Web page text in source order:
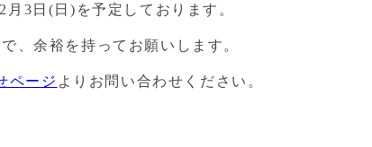
月3日(日) を予定しております。
、余裕を持ってお願いします。
ページ よりお問い合わせください。